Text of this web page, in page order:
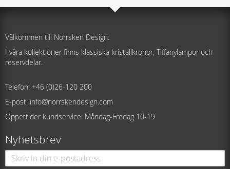
Välkommen till Norrsken Design.
I våra kollektioner finns klassiska kristallkronor, Tiffanylampor och
reservdelar.
Telefon: +46 (0)26-120 200
E-post: info@norrskendesign.com
Öppettider kundservice: Måndag-Fredag 10-19
Nyhetsbrev